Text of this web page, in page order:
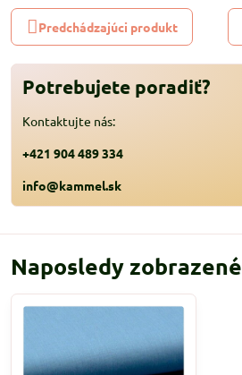
Predchádzajúci produkt
Potrebujete poradiť?
Kontaktujte nás:
+421 904 489 334
info@kammel.sk
Naposledy zobrazené